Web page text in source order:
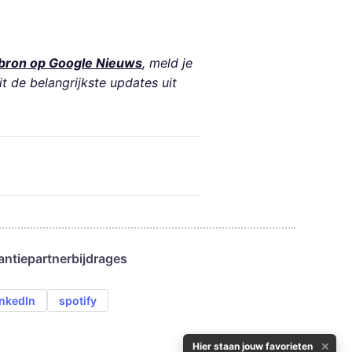
op Google Nieuws, meld je
de belangrijkste updates uit
partnerbijdrages
spotify
Hier staan jouw favorieten ✕